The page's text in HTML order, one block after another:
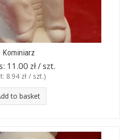
Kominiarz
11.00 zł / szt.
8.94 zł / szt.)
to basket